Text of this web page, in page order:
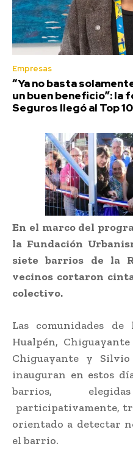
Empresas
“Ya no basta
un buen beneficio”: la
Seguros llegó al Top
En el marco del
la Fundación
siete barrios de la
vecinos cortaron
colectivo.
Las comunidades
Hualpén,
Chiguayante y Silvio
inauguran en estos
barrios,
participativamente,
orientado a detectar
el barrio.